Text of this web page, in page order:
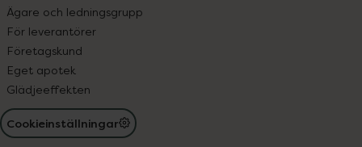
Ägare och ledningsgrupp
För leverantörer
Företagskund
Eget apotek
Glädjeeffekten
Cookieinställningar